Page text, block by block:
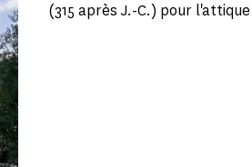
(315 après J.-C.) pour